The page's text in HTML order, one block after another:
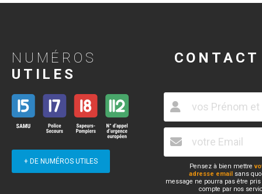
NUMÉROS
UTILES
+ DE NUMÉROS UTILES
CONTACT
Pensez à bien mettre
adresse email sans
message ne pourra pas être
compte par nos